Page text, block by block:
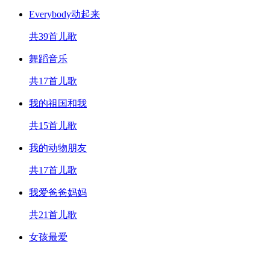
Everybody动起来
共39首儿歌
舞蹈音乐
共17首儿歌
我的祖国和我
共15首儿歌
我的动物朋友
共17首儿歌
我爱爸爸妈妈
共21首儿歌
女孩最爱